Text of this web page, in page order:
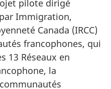
pilote dirigé
Immigration,
Canada (IRCC)
francophones, qui
13 Réseaux en
la